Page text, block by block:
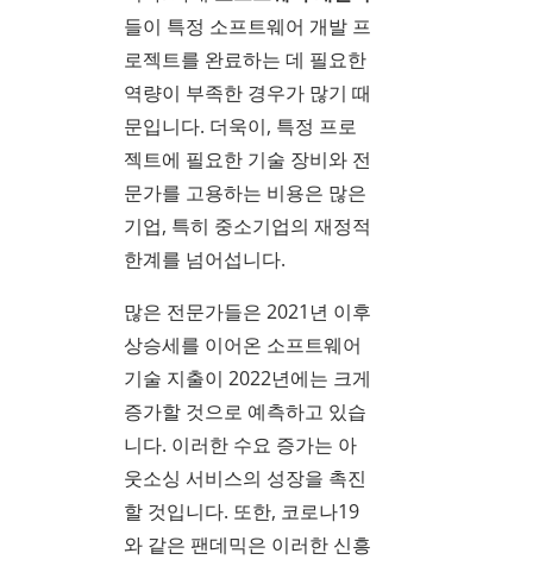
들이 특정 소프트웨어 개발 프
로젝트를 완료하는 데 필요한
역량이 부족한 경우가 많기 때
문입니다. 더욱이, 특정 프로
젝트에 필요한 기술 장비와 전
문가를 고용하는 비용은 많은
기업, 특히 중소기업의 재정적
한계를 넘어섭니다.
많은 전문가들은 2021년 이후
상승세를 이어온 소프트웨어
기술 지출이 2022년에는 크게
증가할 것으로 예측하고 있습
니다. 이러한 수요 증가는 아
웃소싱 서비스의 성장을 촉진
할 것입니다. 또한, 코로나19
와 같은 팬데믹은 이러한 신흥